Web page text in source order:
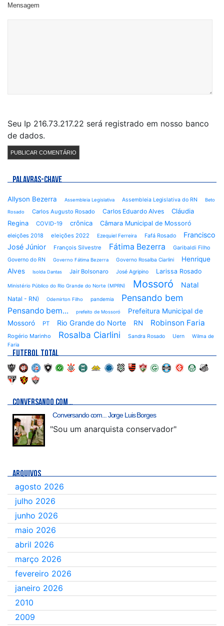
Mensagem
Seu Ip 216.73.217.22 será registrado em nosso banco
de dados.
PALAVRAS-CHAVE
Allyson Bezerra Assembleia Legislativa Assembleia Legislativa do RN Beto
Rosado Carlos Augusto Rosado Carlos Eduardo Alves
Cláudia
Regina
COVID-19 crônica Câmara Municipal de Mossoró
eleições 2018 eleições 2022 Ezequiel Ferreira Fafá Rosado
Francisco
José Júnior
François Silvestre Fátima Bezerra
Garibaldi Filho
Governo do RN
Governo Fátima Bezerra Governo Rosalba Ciarlini
Henrique
Alves
Isolda Dantas Jair Bolsonaro José Agripino Larissa Rosado
Ministério Público do Rio Grande do Norte (MPRN) Mossoró Natal
Natal - RN) Odemirton Filho pandemia Pensando bem
Pensando bem... prefeito de Mossoró
Prefeitura Municipal de
Mossoró
PT Rio Grande do Norte RN Robinson Faria
Rogério Marinho Rosalba Ciarlini Sandra Rosado Uern
Wilma de
Faria
FUTEBOL TOTAL
CONVERSANDO COM…
Conversando com... Jorge Luis Borges
"Sou um anarquista conservador"
ARQUIVOS
agosto 2026
julho 2026
junho 2026
maio 2026
abril 2026
março 2026
fevereiro 2026
janeiro 2026
2010
2009